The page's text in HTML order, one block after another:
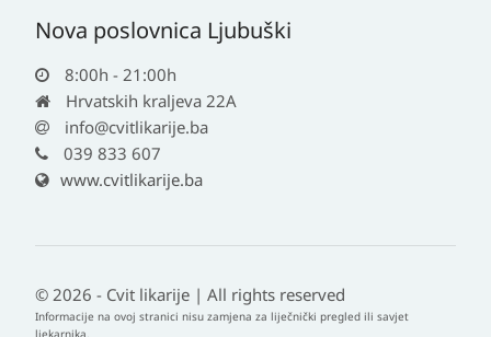
Nova poslovnica Ljubuški
8:00h - 21:00h
Hrvatskih kraljeva 22A
info@cvitlikarije.ba
039 833 607
www.cvitlikarije.ba
© 2026 - Cvit likarije | All rights reserved
Informacije na ovoj stranici nisu zamjena za liječnički pregled ili savjet